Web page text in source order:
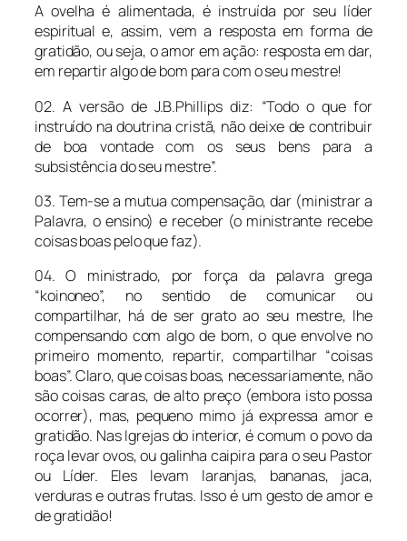
A ovelha é alimentada, é instruída por seu líder
espiritual e, assim, vem a resposta em forma de
gratidão, ou seja, o amor em ação: resposta em dar,
em repartir algo de bom para com o seu mestre!
02. A versão de J.B.Phillips diz: “Todo o que for
instruído na doutrina cristã, não deixe de contribuir
de boa vontade com os seus bens para a
subsistência do seu mestre”.
03. Tem-se a mutua compensação, dar (ministrar a
Palavra, o ensino) e receber (o ministrante recebe
coisas boas pelo que faz).
04. O ministrado, por força da palavra grega
“koinoneo”, no sentido de comunicar ou
compartilhar, há de ser grato ao seu mestre, lhe
compensando com algo de bom, o que envolve no
primeiro momento, repartir, compartilhar “coisas
boas”. Claro, que coisas boas, necessariamente, não
são coisas caras, de alto preço (embora isto possa
ocorrer), mas, pequeno mimo já expressa amor e
gratidão. Nas Igrejas do interior, é comum o povo da
roça levar ovos, ou galinha caipira para o seu Pastor
ou Líder. Eles levam laranjas, bananas, jaca,
verduras e outras frutas. Isso é um gesto de amor e
de gratidão!